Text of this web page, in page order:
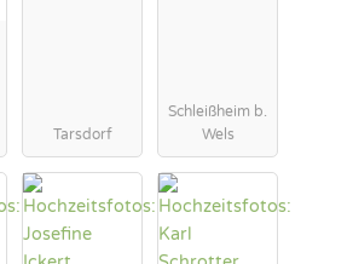
Tarsdorf
Schleißheim b.
Wels